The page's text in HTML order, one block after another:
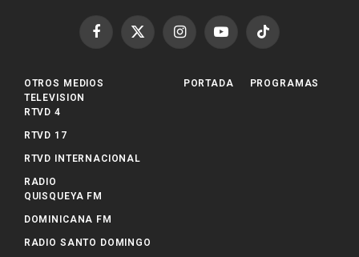
Facebook
X
InstagramYouTubeTikTok
OTROS MEDIOS
TELEVISION
RTVD 4
RTVD 17
RTVD INTERNACIONAL
RADIO
QUISQUEYA FM
DOMINICANA FM
RADIO SANTO DOMINGO
PORTADA PROGRAMAS